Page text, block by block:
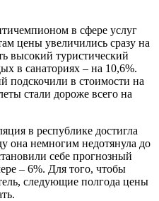
в сфере услуг
цены увеличились сразу на
высокий туристический
в санаториях – на 10,6%.
подскочили в стоимости на
стали дороже всего на
в республике достигла
она немногим недотянула до
себе прогнозный
– 6%. Для того, чтобы
следующие полгода цены